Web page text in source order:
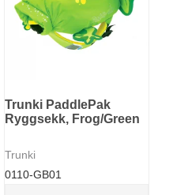
Trunki PaddlePak
Ryggsekk, Frog/Green
Trunki
0110-GB01